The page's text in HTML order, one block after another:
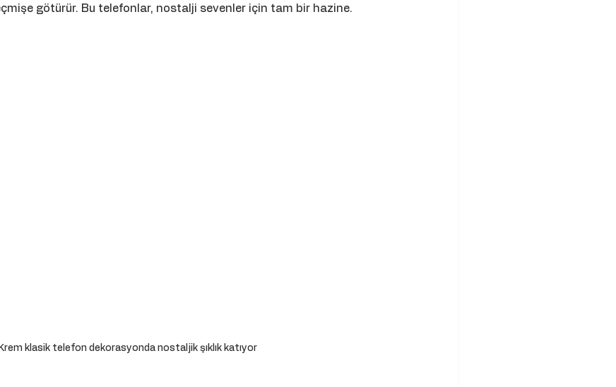
götürür. Bu telefonlar, nostalji sevenler için tam bir hazine.
Krem klasik telefon dekorasyonda nostaljik şıklık katıyor